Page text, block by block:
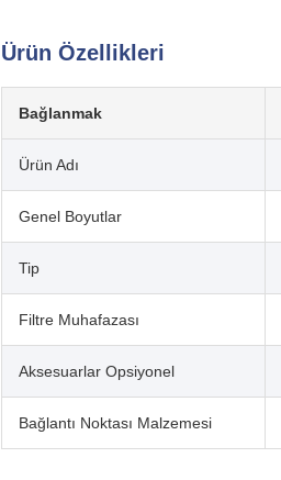
Ürün Özellikleri
Bağlanmak
Ürün Adı
Genel Boyutlar
Tip
Filtre Muhafazası
Aksesuarlar Opsiyonel
Bağlantı Noktası Malzemesi